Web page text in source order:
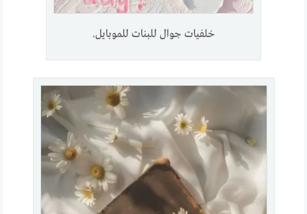
خلفيات جوال للبنات للموبايل.